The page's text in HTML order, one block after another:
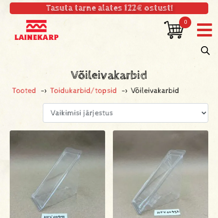
Tasuta tarne alates 122€ ostust!
0
Võileivakarbid
Tooted -> Toidukarbid/topsid -> Võileivakarbid